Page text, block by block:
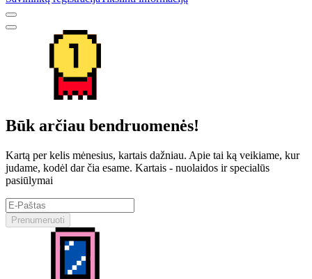
Būk arčiau bendruomenės!
Kartą per kelis mėnesius, kartais dažniau. Apie tai ką veikiame, kur
judame, kodėl dar čia esame. Kartais - nuolaidos ir specialūs
pasiūlymai
Prenumeruoti